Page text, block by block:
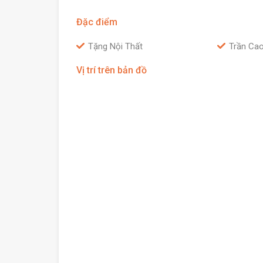
Đặc điểm
Tặng Nội Thất Trần
Vị trí trên bản đồ